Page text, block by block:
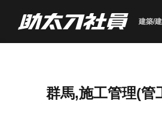
建築/
群馬,施工管理(管